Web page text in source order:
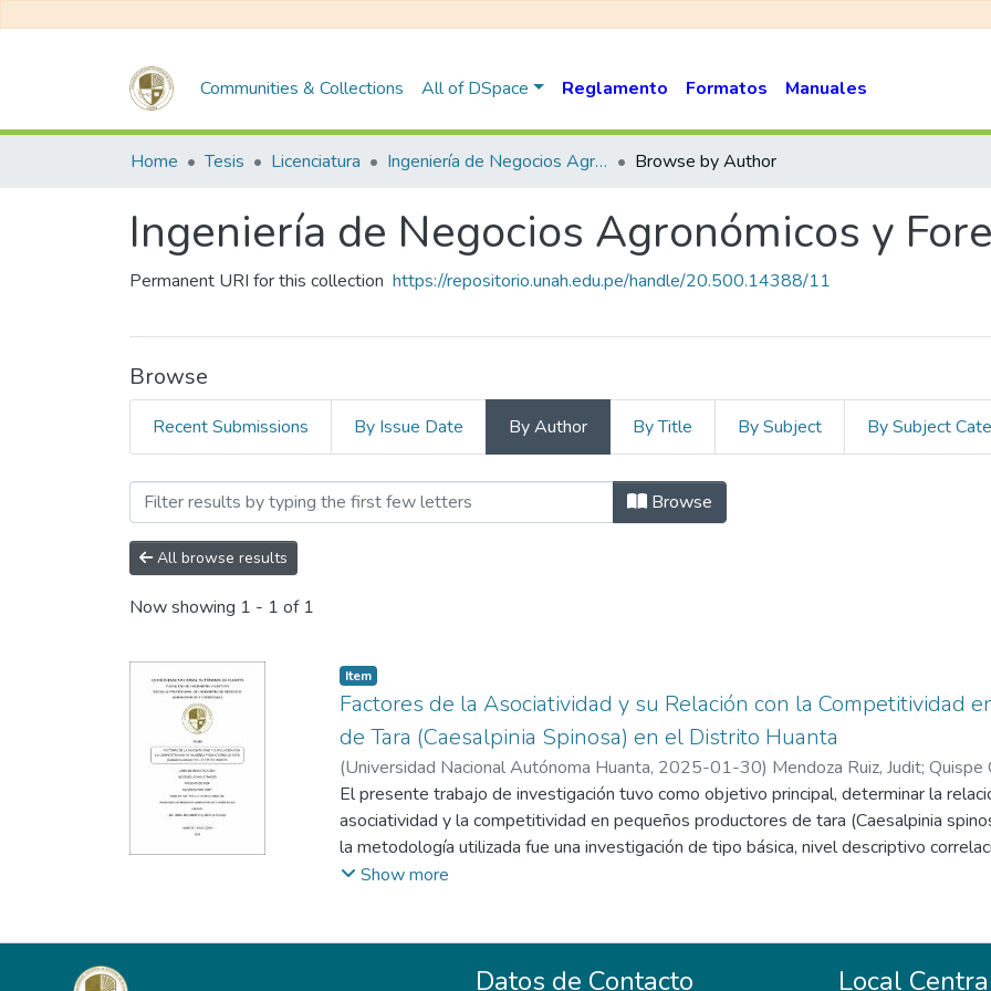
Communities & Collections All of DSpace Reglamento Formatos Manuales
Home Tesis Licenciatura Ingeniería de Negocios Agronómicos y Forestales Browse by Author
Ingeniería de Negocios Agronómicos y
Permanent URI for this collection https://repositorio.unah.edu.pe/handle/20.500.14388/11
Browse
Recent Submissions By Issue Date By Author By Title By Subject By Subject
Browsing Ingeniería de Negocios Agronómicos y Forestales by
Browse
All browse results
Now showing 1 - 1 of 1
Item
Factores de la Asociatividad y su Relación con la Competitividad
de Tara (Caesalpinia Spinosa) en el Distrito Huanta
(Universidad Nacional Autónoma Huanta, 2025-01-30) Mendoza Ruiz, Judit; Quispe
Universidad Nacional Autónoma de Huanta
El presente trabajo de investigación tuvo como objetivo principal, determinar la
asociatividad y la competitividad en pequeños productores de tara (Caesalpinia
la metodología utilizada fue una investigación de tipo básica, nivel descriptivo
diseño no experimental, para ello, se formuló un cuestionario de 22 preguntas para
donde la población total fue de 431 pequeños productores de tara, de las cuales
Show more
Datos de Contacto Local